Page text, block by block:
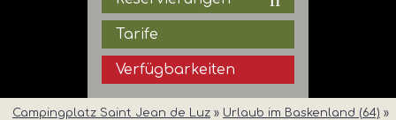
Tarife
Verfügbarkeiten
Campingplatz Saint Jean de Luz » Urlaub im Baskenland (64) »